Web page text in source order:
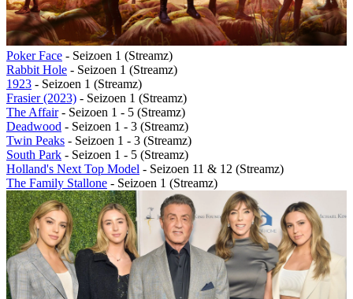
Poker Face - Seizoen 1 (Streamz)
Rabbit Hole - Seizoen 1 (Streamz)
1923 - Seizoen 1 (Streamz)
Frasier (2023) - Seizoen 1 (Streamz)
The Affair- Seizoen 1 - 5 (Streamz)
Deadwood - Seizoen 1 - 3 (Streamz)
Twin Peaks - Seizoen 1 - 3 (Streamz)
South Park - Seizoen 1 - 5 (Streamz)
Holland's Next Top Model - Seizoen 11 & 12 (Streamz)
The Family Stallone - Seizoen 1 (Streamz)